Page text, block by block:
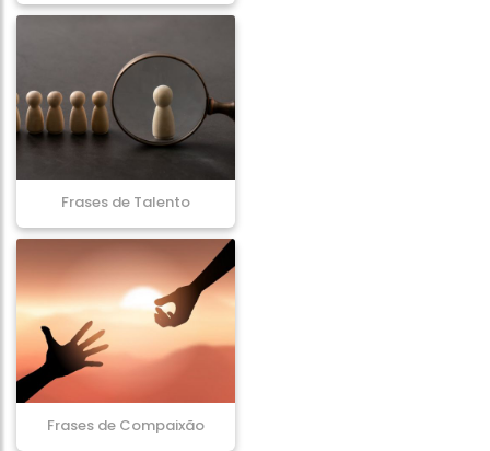
Frases de Talento
Frases de Compaixão